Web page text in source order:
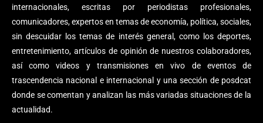
internacionales, escritas por periodistas profesionales,
comunicadores, expertos en temas de economía, política, sociales,
sin descuidar los temas de interés general, como los deportes,
entretenimiento, artículos de opinión de nuestros colaboradores,
así como videos y transmisiones en vivo de eventos de
trascendencia nacional e internacional y una sección de posdcat
donde se comentan y analizan las más variadas situaciones de la
actualidad.